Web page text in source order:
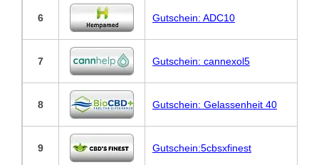
6 Gutschein: ADC10
7 Gutschein: cannexol5
8 Gutschein: Gelassenheit 40
9 Gutschein:5cbsxfinest